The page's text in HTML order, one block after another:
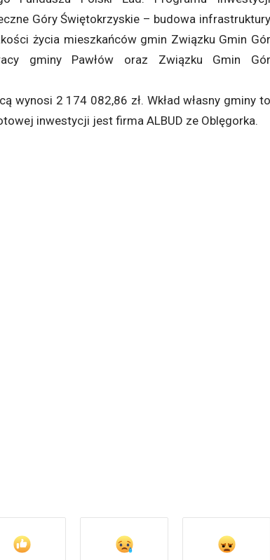
Góry Świętokrzyskie – budowa infrastruktury
życia mieszkańców gmin Związku Gmin Gór
gminy Pawłów oraz Związku Gmin Gór
wynosi 2 174 082,86 zł. Wkład własny gminy to
inwestycji jest firma ALBUD ze Oblęgorka.